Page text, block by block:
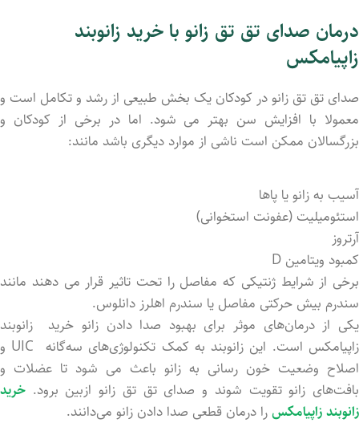
درمان صدای تق تق زانو با خرید زانوبند
زاپیامکس
صدای تق تق زانو در کودکان یک بخش طبیعی از رشد و تکامل است و
معمولا با افزایش سن بهتر می شود. اما در برخی از کودکان و
بزرگسالان ممکن است ناشی از موارد دیگری باشد مانند:
آسیب به زانو یا پاها
استئومیلیت (عفونت استخوانی)
آرتروز
کمبود ویتامین D
برخی از شرایط ژنتیکی که مفاصل را تحت تاثیر قرار می دهند مانند
سندرم بیش حرکتی مفاصل یا سندرم اهلرز دانلوس.
یکی از درمان‌های موثر برای بهبود صدا دادن زانو خرید زانوبند
زاپیامکس است. این زانوبند به کمک تکنولوژی‌‌های سه‌گانه UIC و
اصلاح وضعیت خون رسانی به زانو باعث می شود تا عضلات و
بافت‌های زانو تقویت شوند و صدای تق تق زانو ازبین برود. خرید
زانوبند زاپیامکسرا درمان قطعی صدا دادن زانو می‌دانند.